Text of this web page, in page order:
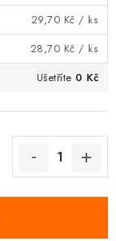
29,70 Kč / ks
28,70 Kč / ks
Ušetříte 0 Kč